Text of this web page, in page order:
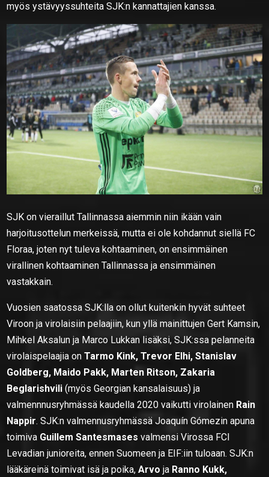
myös ystävyyssuhteita SJK:n kannattajien kanssa.
SJK on vieraillut Tallinnassa aiemmin niin ikään vain
harjoitusottelun merkeissä, mutta ei ole kohdannut siellä FC
Floraa, joten nyt tuleva kohtaaminen, on ensimmäinen
virallinen kohtaaminen Tallinnassa ja ensimmäinen
vastakkain.
Vuosien saatossa SJK:lla on ollut kuitenkin hyvät suhteet
Viroon ja virolaisiin pelaajiin, kun yllä mainittujen Gert Kamsin,
Mihkel Aksalun ja Marco Lukkan lisäksi, SJK:ssa pelanneita
virolaispelaajia onTarmo Kink, Trevor Elhi, Stanislav
Goldberg, Maido Pakk, Marten Ritson, Zakaria
Beglarishvili(myös Georgian kansalaisuus) ja
valmennnusryhmässä kaudella 2020 vaikutti virolainen Rain
Nappir. SJK:n valmennusryhmässä Joaquín Gómezin apuna
toimiva Guillem Santesmases valmensi Virossa FCI
Levadian junioreita, ennen Suomeen ja EIF:iin tuloaan. SJK:n
lääkäreinä toimivat isä ja poika,Arvo ja Ranno Kukk,